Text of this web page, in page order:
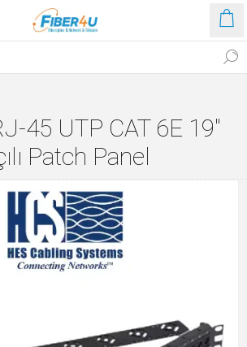
45 UTP CAT 6E 19"
Patch Panel